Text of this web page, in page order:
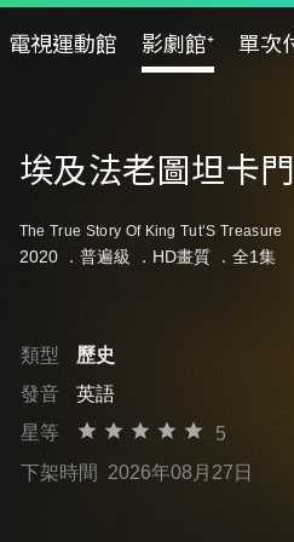
電視運動館 影劇館⁺ 單次
埃及法老圖坦卡
The True Story Of King Tut’S Treasure
2020 ． 普遍級 ．HD畫質 ．全1集
類型
歷史
發音
英語
星等
5
下架時間 2026年08月27日